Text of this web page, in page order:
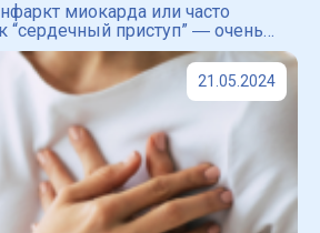
миокарда или часто
“сердечный приступ” ― очень
сердечно-сосудистой системы.
в ведущие причины смерти
21.05.2024